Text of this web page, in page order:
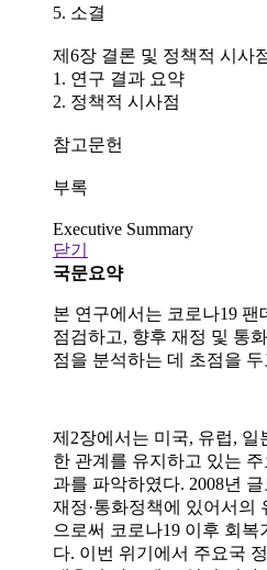
5. 소결
제6장 결론 및 정책적 시사
1. 연구 결과 요약
2. 정책적 시사점
참고문헌
부록
Executive Summary
닫기
국문요약
본 연구에서는 코로나19 팬
점검하고, 향후 재정 및 통
점을 분석하는 데 초점을
제 2장에서는 미국, 유럽, 일
한 관계를 유지하고 있는
과를 파악하였다. 2008년
재정·통화정책에 있어서의
으로써 코로나19 이후 회복
다. 이번 위기에서 주요국